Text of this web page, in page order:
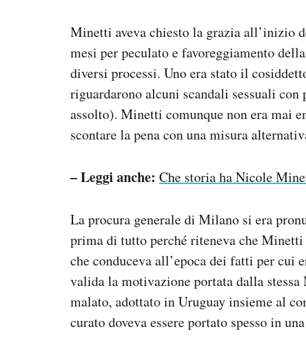
Minetti aveva chiesto la grazia all’inizio
mesi per peculato e favoreggiamento
diversi processi. Uno era stato il
riguardarono alcuni scandali sessuali
assolto). Minetti comunque non era mai
scontare la pena con una misura
– Leggi anche: Che storia ha Nicole
La procura generale di Milano si era
prima di tutto perché riteneva che
che conduceva all’epoca dei fatti per cui
valida la motivazione portata dalla
malato, adottato in Uruguay insieme al
curato doveva essere portato spesso in